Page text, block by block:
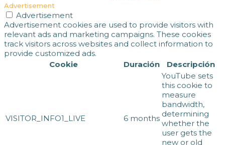
Advertisement
Advertisement
Advertisement cookies are used to provide visitors with
relevant ads and marketing campaigns. These cookies
track visitors across websites and collect information to
provide customized ads.
Cookie
Duración Descripción
VISITOR_INFO1_LIVE 6 months
YouTube sets
this cookie to
measure
bandwidth,
determining
whether the
user gets the
new or old